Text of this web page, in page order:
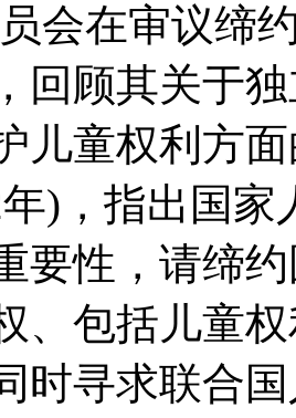
会在审议缔
回顾其关于
儿童权利方
)，指出国
要性，请缔
、包括儿童
时寻求联合